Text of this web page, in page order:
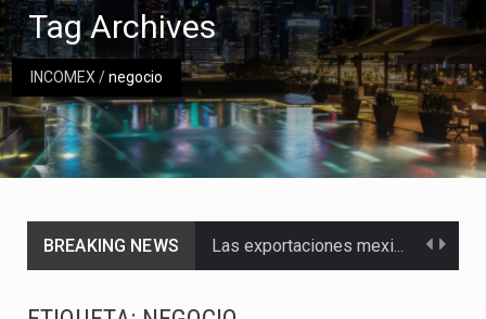
INCOMEX/negocio
Tag Archives
BREAKING NEWS Las exportaciones mexicanas de vehículos ligeros disminuyeron 9.67 % en julio a tasa anual, alcanzando…